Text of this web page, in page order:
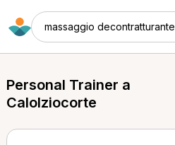
massaggio decontratturante
Personal Trainer a
Calolziocorte